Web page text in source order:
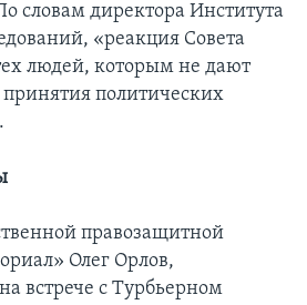
словам директора Института
«реакция Совета
людей, которым не дают
принятия политических
правозащитной
Олег Орлов,
встрече с Турбьерном